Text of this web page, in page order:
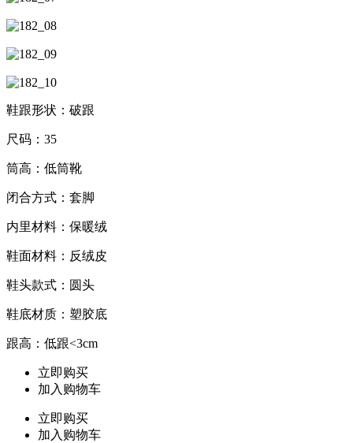
鞋跟形状：破跟
尺码：35
筒高：低筒靴
闭合方式：套脚
内里材料：保暖绒
鞋面材料：反绒皮
鞋头款式：圆头
鞋底材质：塑胶底
跟高：低跟<3cm
立即购买
加入购物车
立即购买
加入购物车